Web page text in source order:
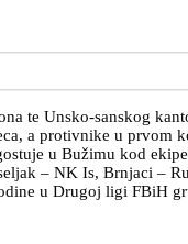
te Unsko-sanskog
a protivnike u
u Bužimu kod
– NK Is, Brnjaci –
u Drugoj ligi FBiH